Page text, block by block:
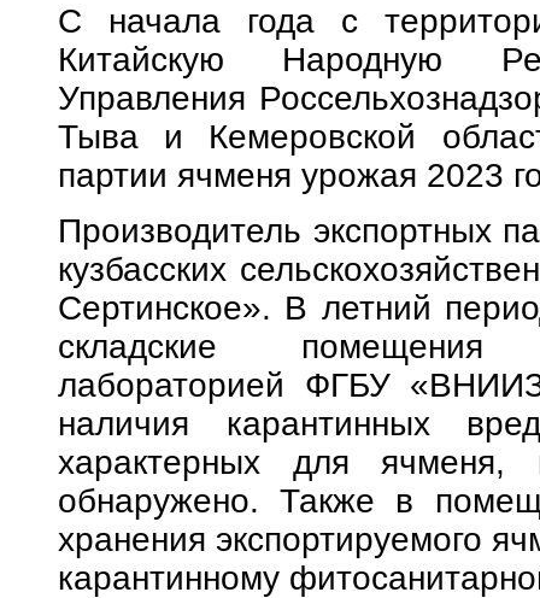
С начала года с
Китайскую Народную
Управления
Тыва и Кемеровской
партии ячменя урожая 2023
Производитель экспортных
кузбасских
Сертинское». В летний
складские помещения
лабораторией ФГБУ
наличия карантинных
характерных для
обнаружено. Также в
хранения экспортируемого
карантинному